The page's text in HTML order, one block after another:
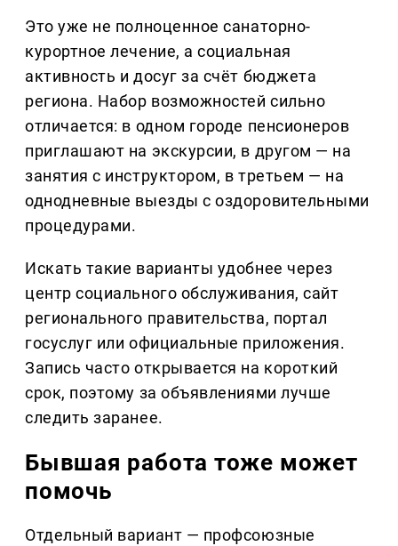
Это уже не полноценное санаторно-
курортное лечение, а социальная
активность и досуг за счёт бюджета
региона. Набор возможностей сильно
отличается: в одном городе пенсионеров
приглашают на экскурсии, в другом — на
занятия с инструктором, в третьем — на
однодневные выезды с оздоровительными
процедурами.
Искать такие варианты удобнее через
центр социального обслуживания, сайт
регионального правительства, портал
госуслуг или официальные приложения.
Запись часто открывается на короткий
срок, поэтому за объявлениями лучше
следить заранее.
Бывшая работа тоже может
помочь
Отдельный вариант — профсоюзные